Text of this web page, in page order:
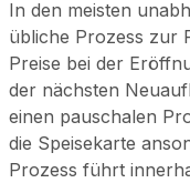
In den meisten
übliche Prozess zur
Preise bei der
der nächsten
einen pauschalen
die Speisekarte
Prozess führt